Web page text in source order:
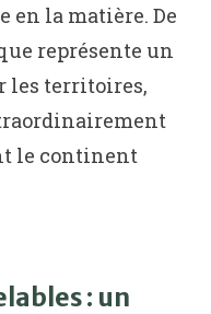
en la matière. De
représente un
les territoires,
le continent
: un